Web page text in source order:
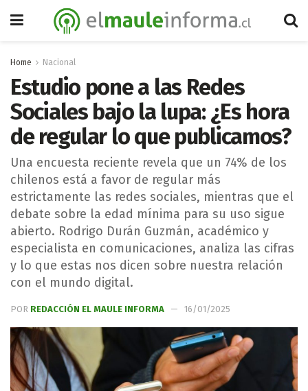
Home Nacional
Estudio pone a las Redes
Sociales bajo la lupa: ¿Es hora
de regular lo que publicamos?
Una encuesta reciente revela que un 74% de los
chilenos está a favor de regular más
estrictamente las redes sociales, mientras que el
debate sobre la edad mínima para su uso sigue
abierto. Rodrigo Durán Guzmán, académico y
especialista en comunicaciones, analiza las cifras
y lo que estas nos dicen sobre nuestra relación
con el mundo digital.
POR REDACCIÓN EL MAULE INFORMA 16/01/2025